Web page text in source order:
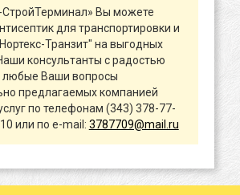
Вы можете
для транспортировки и
Транзит" на выгодных
консультанты с радостью
любые Ваши вопросы
предлагаемых компанией
по телефонам (343) 378-77-
или по e-mail: 3787709@mail.ru